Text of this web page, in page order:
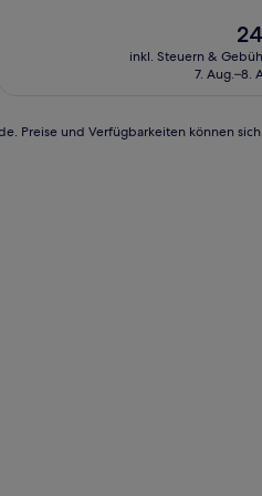
Der
inkl. Steuern &
7. Aug.–8.
Preise und Verfügbarkeiten können